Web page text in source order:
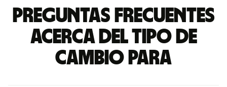
Preguntas frecuentes
acerca del tipo de
cambio para